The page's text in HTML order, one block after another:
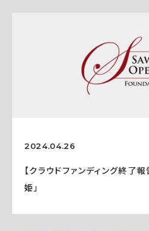
2024.04.26
【クラウドファンディング終了
姫」